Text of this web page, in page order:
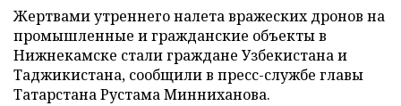
Жертвами утреннего налета вражеских дронов на
промышленные и гражданские объекты в
Нижнекамске стали граждане Узбекистана и
Таджикистана, сообщили в пресс-службе главы
Татарстана Рустама Минниханова.